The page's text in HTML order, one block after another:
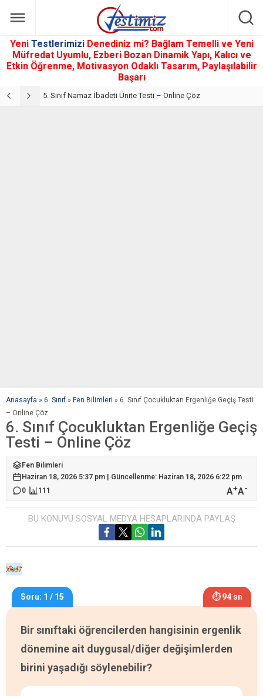
Yeni Testlerimizi Denediniz mi? Bağlam Temelli ve Yeni
Müfredat Uyumlu, Ezberi Bozan Dinamik Yapı, Kalıcı ve
Etkin Öğrenme, Motivasyon Odaklı Tasarım, Paylaşılabilir
Başarı
5. Sınıf Namaz İbadeti Ünite Testi – Online Çöz
Anasayfa » 6. Sınıf » Fen Bilimleri » 6. Sınıf Çocukluktan Ergenliğe Geçiş Testi
– Online Çöz
6. Sınıf Çocukluktan Ergenliğe Geçiş
Testi – Online Çöz
Fen Bilimleri
Haziran 18, 2026 5:37 pm | Güncellenme: Haziran 18, 2026 6:22 pm
0
111 A+A-
BU KONUYU SOSYAL MEDYA HESAPLARINDA PAYLAŞ
Soru: 1 / 15 ⏱ 94 sn
Bir sınıftaki öğrencilerden hangisinin ergenlik
dönemine ait duygusal/diğer değişimlerden
birini yaşadığı söylenebilir?